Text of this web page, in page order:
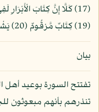
(19) كِتَابٌ مَّرْقُومٌ (20) يَشْهَدُهُ الْمُقَرَّبُونَ (21)
بيان
تفتتح السورة بوعيد أهل
تنذرهم بأنهم مبعوثون